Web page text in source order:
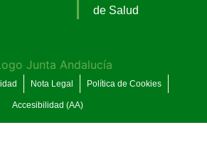
de Salud
Nota Legal Política de Cookies
Accesibilidad (AA)